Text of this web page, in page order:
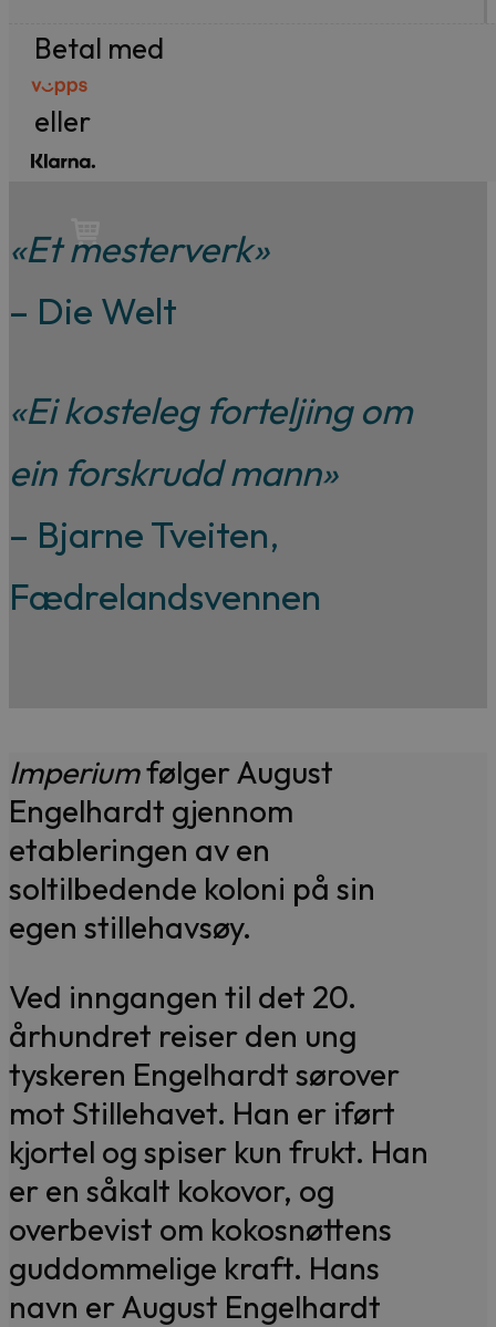
99,-
Våre
utvalgte
Betal med
eller
«Et mesterverk»
– Die Welt
«Ei kosteleg forteljing om
ein forskrudd mann»
– Bjarne Tveiten,
Fædrelandsvennen
Imperiumfølger August
Engelhardt gjennom
etableringen av en
soltilbedende koloni på sin
egen stillehavsøy.
Ved inngangen til det 20.
århundret reiser den ung
tyskeren Engelhardt sørover
mot Stillehavet. Han er iført
kjortel og spiser kun frukt. Han
er en såkalt kokovor, og
overbevist om kokosnøttens
guddommelige kraft. Hans
navn er August Engelhardt